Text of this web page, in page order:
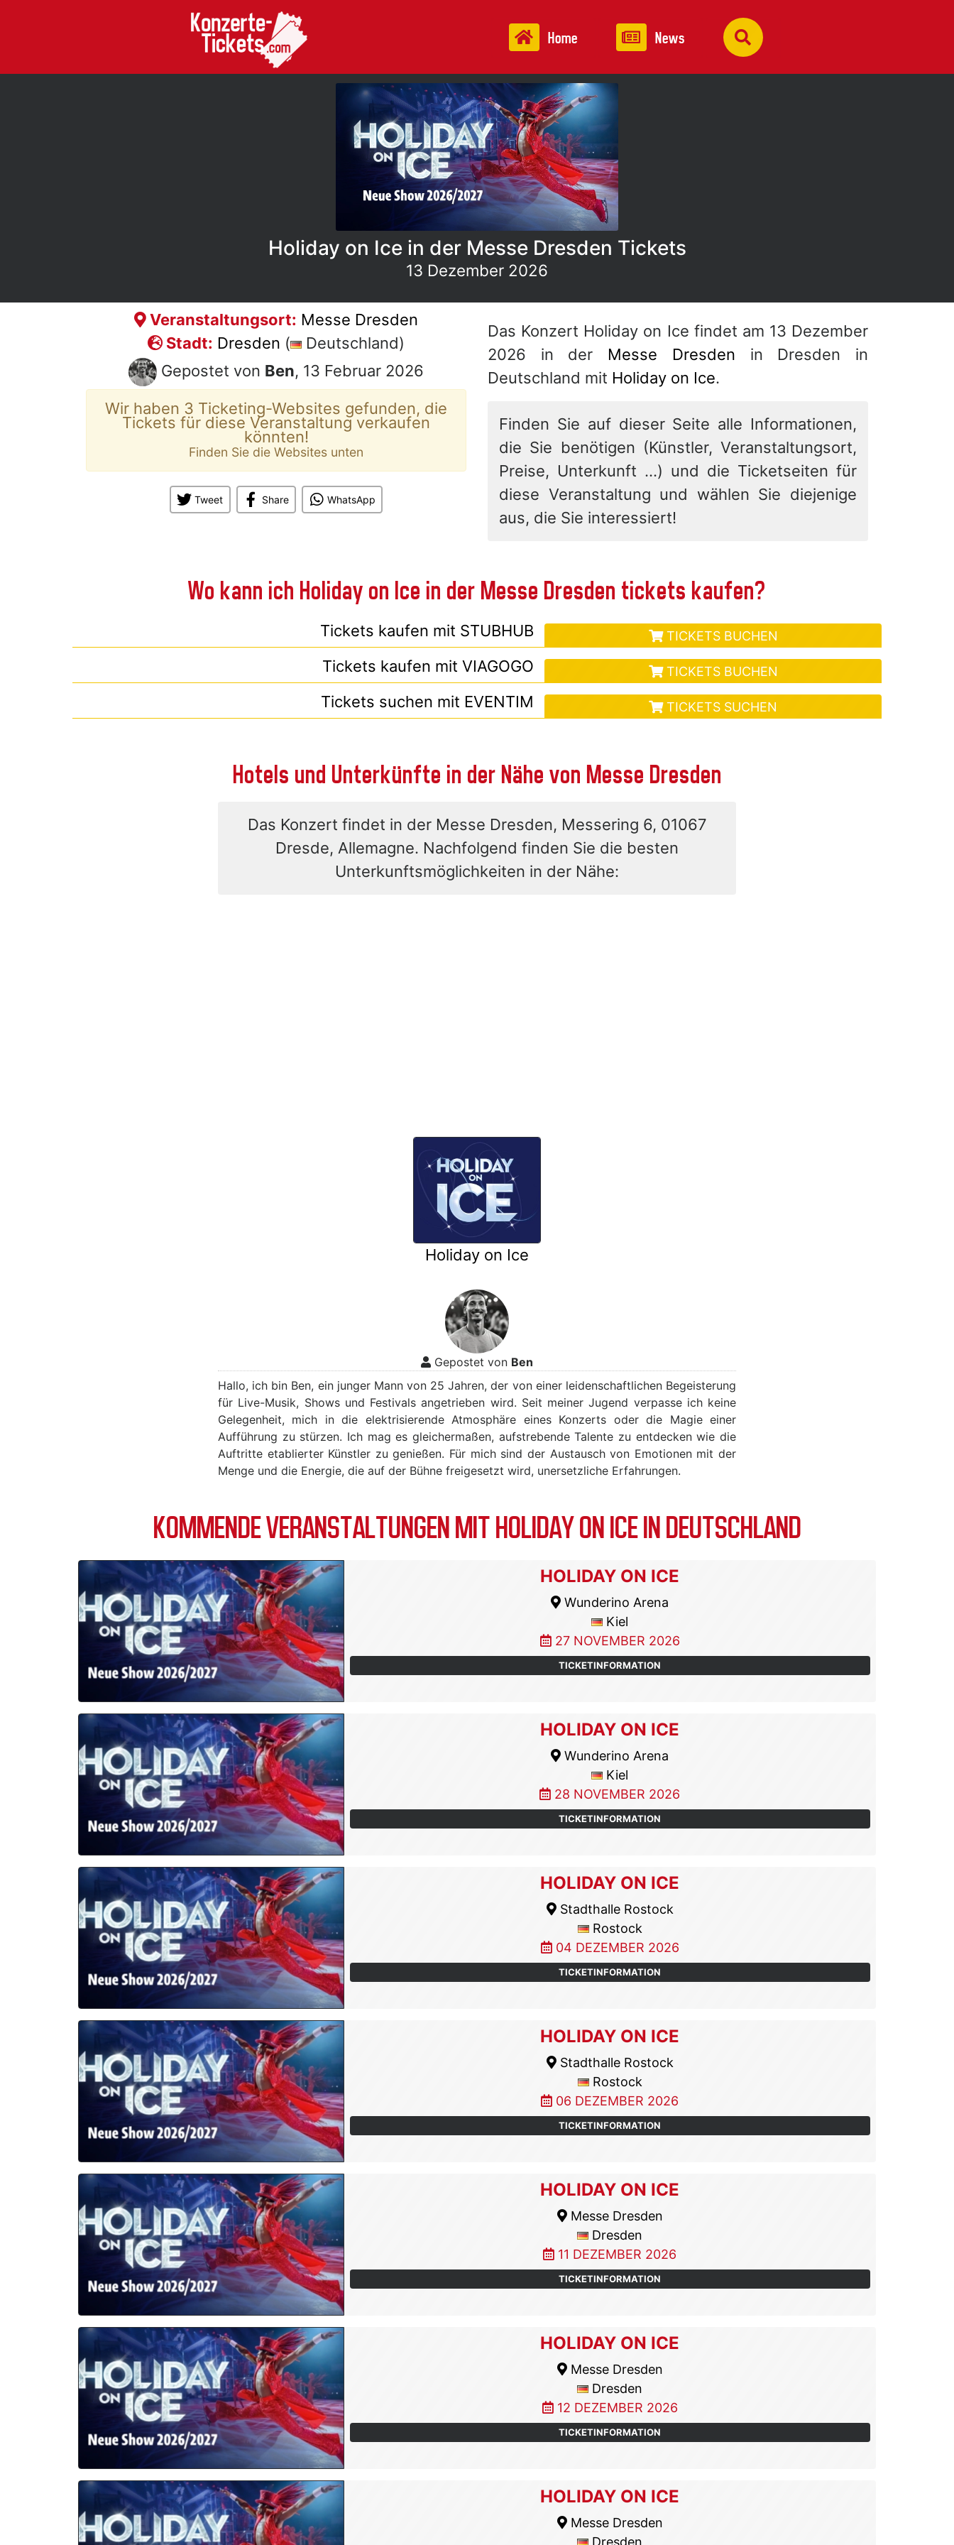
Home News
Holiday on Ice in der Messe Dresden Tickets
13 Dezember 2026
Veranstaltungsort: Messe Dresden
Stadt: Dresden (
Deutschland)
Gepostet von Ben, 13 Februar 2026
Wir haben 3 Ticketing-Websites gefunden, die
Tickets für diese Veranstaltung verkaufen
könnten!
Finden Sie die Websites unten
Tweet Share WhatsApp
Das Konzert Holiday on Ice findet am 13 Dezember
2026 in der Messe Dresden in Dresden in
Deutschland mit Holiday on Ice.
Finden Sie auf dieser Seite alle Informationen,
die Sie benötigen (Künstler, Veranstaltungsort,
Preise, Unterkunft ...) und die Ticketseiten für
diese Veranstaltung und wählen Sie diejenige
aus, die Sie interessiert!
Wo kann ich Holiday on Ice in der Messe Dresden tickets kaufen?
Tickets kaufen mit STUBHUB TICKETS BUCHEN
Tickets kaufen mit VIAGOGO TICKETS BUCHEN
Tickets suchen mit EVENTIM TICKETS SUCHEN
Hotels und Unterkünfte in der Nähe von Messe Dresden
Das Konzert findet in der Messe Dresden, Messering 6, 01067
Dresde, Allemagne. Nachfolgend finden Sie die besten
Unterkunftsmöglichkeiten in der Nähe:
Holiday on Ice
Gepostet von Ben
Hallo, ich bin Ben, ein junger Mann von 25 Jahren, der von einer leidenschaftlichen Begeisterung
für Live-Musik, Shows und Festivals angetrieben wird. Seit meiner Jugend verpasse ich keine
Gelegenheit, mich in die elektrisierende Atmosphäre eines Konzerts oder die Magie einer
Aufführung zu stürzen. Ich mag es gleichermaßen, aufstrebende Talente zu entdecken wie die
Auftritte etablierter Künstler zu genießen. Für mich sind der Austausch von Emotionen mit der
Menge und die Energie, die auf der Bühne freigesetzt wird, unersetzliche Erfahrungen.
KOMMENDE VERANSTALTUNGEN MIT HOLIDAY ON ICE IN DEUTSCHLAND
HOLIDAY ON ICE
Wunderino Arena
Kiel
27 NOVEMBER 2026
TICKETINFORMATION
HOLIDAY ON ICE
Wunderino Arena
Kiel
28 NOVEMBER 2026
TICKETINFORMATION
HOLIDAY ON ICE
Stadthalle Rostock
Rostock
04 DEZEMBER 2026
TICKETINFORMATION
HOLIDAY ON ICE
Stadthalle Rostock
Rostock
06 DEZEMBER 2026
TICKETINFORMATION
HOLIDAY ON ICE
Messe Dresden
Dresden
11 DEZEMBER 2026
TICKETINFORMATION
HOLIDAY ON ICE
Messe Dresden
Dresden
12 DEZEMBER 2026
TICKETINFORMATION
HOLIDAY ON ICE
Messe Dresden
Dresden